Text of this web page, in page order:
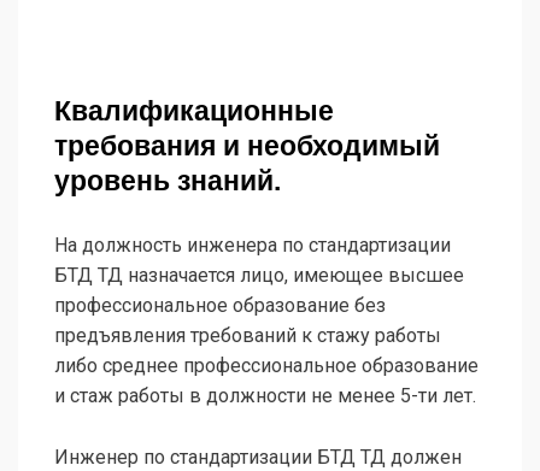
Квалификационные
требования и необходимый
уровень знаний.
На должность инженера по стандартизации
БТД ТД назначается лицо, имеющее высшее
профессиональное образование без
предъявления требований к стажу работы
либо среднее профессиональное образование
и стаж работы в должности не менее 5-ти лет.
Инженер по стандартизации БТД ТД должен